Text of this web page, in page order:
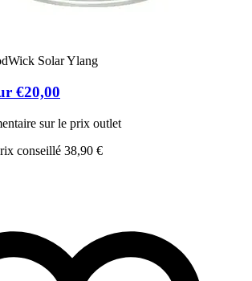
Solar Ylang
€20,00
sur le prix outlet
conseillé 38,90 €